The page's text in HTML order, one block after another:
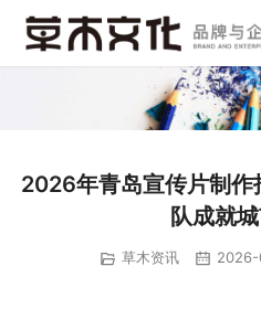
2026年青岛宣传片制作
队成就
草木资讯